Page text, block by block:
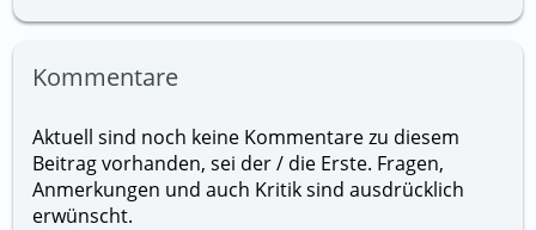
Kommentare
Aktuell sind noch keine Kommentare zu diesem
Beitrag vorhanden, sei der / die Erste. Fragen,
Anmerkungen und auch Kritik sind ausdrücklich
erwünscht.